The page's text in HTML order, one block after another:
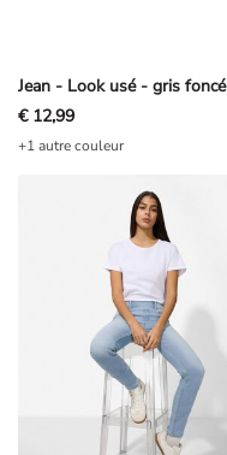
Jean - Look usé - gris foncé
€ 12,99
+1 autre couleur